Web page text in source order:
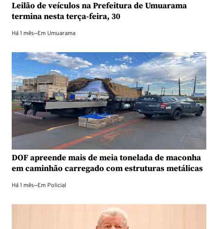
Leilão de veículos na Prefeitura de Umuarama
termina nesta terça-feira, 30
Há 1 mês—Em Umuarama
DOF apreende mais de meia tonelada de maconha
em caminhão carregado com estruturas metálicas
Há 1 mês—Em Policial